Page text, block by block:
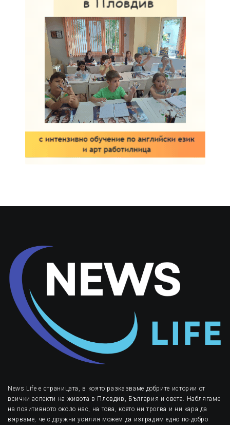
News Life е страницата, в която разказваме добрите истории от
всички аспекти на живота в Пловдив, България и света. Наблягаме
на позитивното около нас, на това, което ни трогва и ни кара да
вярваме, че с дружни усилия можем да изградим едно по-добро